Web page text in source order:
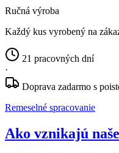
Ručná výroba
Každý kus vyrobený na
21 pracovných dní
·
Doprava zadarmo s
Remeselné spracovanie
Ako vznikajú